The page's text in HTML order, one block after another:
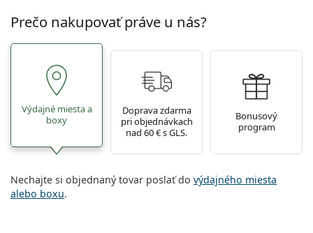
Prečo nakupovať práve u nás?
Výdajné miesta a
boxy
Doprava zdarma
pri objednávkach
nad 60 € s GLS.
Bonusový
program
Nechajte si objednaný tovar poslať do výdajného miesta
alebo boxu.